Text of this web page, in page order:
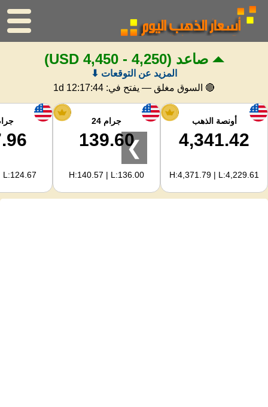
الرئيسية
سعر الذهب
اسعار الفضه
حاسبة الذهب
لمشرفي المواقع
صاعد (4,250 - 4,450 USD)
المزيد عن التوقعات ⬇
🔴 السوق مغلق — يفتح في: 1d 12:17:43
أونصة الذهب
4,341.42
H:4,371.79 | L:4,229.61
جرام 24
139.60
H:140.57 | L:136.00
L:124.67
❯